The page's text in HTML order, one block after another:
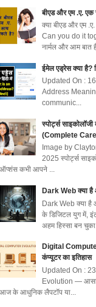
बीएड और एम .ए.
क्या बीएड और एम
Can you do it
नार्मल और आम बात
ईमेल एड्रेस क्या है?
Updated On :
Address
communic...
स्पोर्ट्स
(Complete
Image by
2025 स्पोर्ट्स
ऑप्शंस कभी आपने ...
Dark Web क्या है
Dark Web क्या है
के डिजिटल युग में,
अहम हिस्सा बन
Digital
कंप्यूटर का इतिहास
Updated On :
Evolution —
आज के आधुनिक लैपटॉप या...